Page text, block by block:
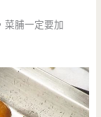
菜脯一定要加